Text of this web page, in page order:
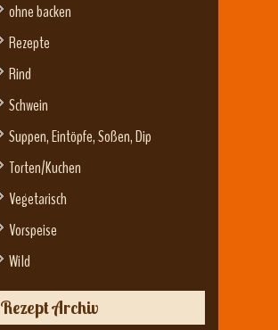
ohne backen
Rezepte
Rind
Schwein
Suppen, Eintöpfe, Soßen, Dip
Torten/Kuchen
Vegetarisch
Vorspeise
Wild
Rezept Archiv